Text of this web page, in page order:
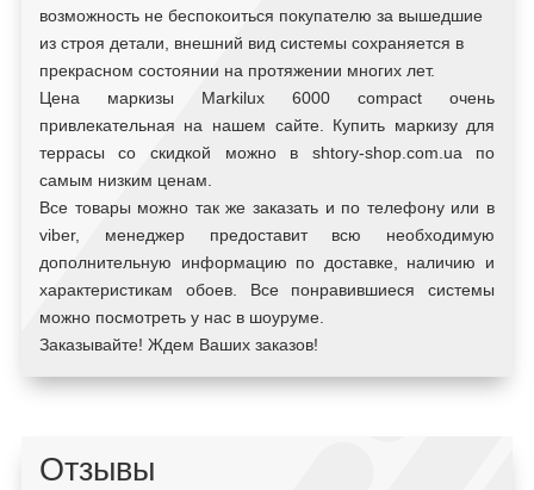
возможность не беспокоиться покупателю за вышедшие
из строя детали, внешний вид системы сохраняется в
прекрасном состоянии на протяжении многих лет.
Цена маркизы Markilux 6000 compact очень
привлекательная на нашем сайте. Купить маркизу для
террасы со скидкой можно в shtory-shop.com.ua по
самым низким ценам.
Все товары можно так же заказать и по телефону или в
viber, менеджер предоставит всю необходимую
дополнительную информацию по доставке, наличию и
характеристикам обоев. Все понравившиеся системы
можно посмотреть у нас в шоуруме.
Заказывайте! Ждем Ваших заказов!
Отзывы